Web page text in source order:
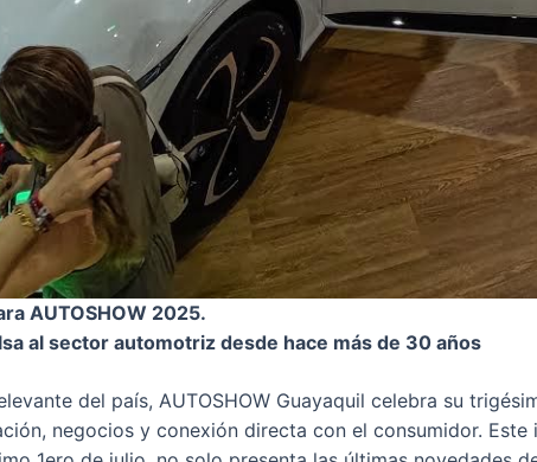
AUTOSHOW 2025.
al sector automotriz desde hace más de 30 años
del país, AUTOSHOW Guayaquil celebra su
negocios y conexión directa con el consumidor.